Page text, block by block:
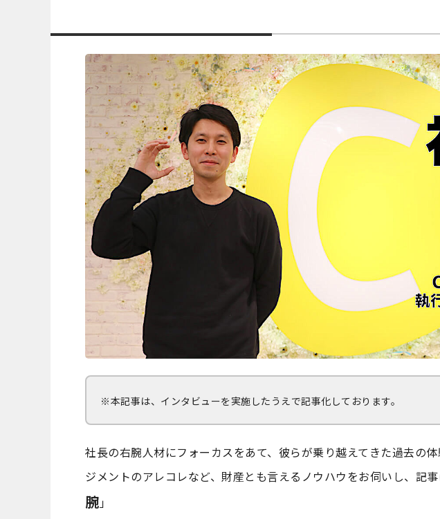
※本記事は、インタビューを実施したうえで記事化しております。
社長の右腕人材にフォーカスをあて、彼らが乗り越えてきた過去の
ジメントのアレコレなど、財産とも言えるノウハウをお伺いし、記
腕」